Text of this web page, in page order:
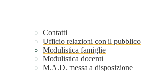
Contatti
Ufficio relazioni con il pubblico
Modulistica famiglie
Modulistica docenti
M.A.D. messa a disposizione